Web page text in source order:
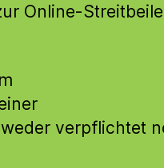
Online-
verpflichtet